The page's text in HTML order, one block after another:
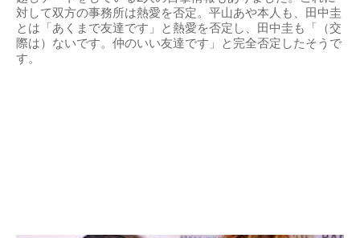
対して双方の事務所は熱愛を否定。平山あや本人も、田中圭
とは「あくまで友達です」と熱愛を否定し、田中圭も「（交
際は）ないです。仲のいい友達です」と完全否定したそうで
す。